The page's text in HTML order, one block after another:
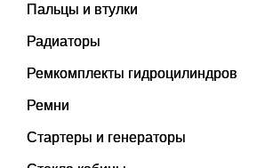
Пальцы и втулки
Радиаторы
Ремкомплекты гидроцилиндров
Ремни
Стартеры и генераторы